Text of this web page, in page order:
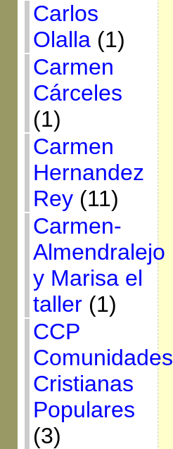
Carlos
Olalla(1)
Carmen
Cárceles
(1)
Carmen
Hernandez
Rey(11)
Carmen-
Almendralejo
y Marisa el
taller(1)
CCP
Comunidades
Cristianas
Populares
(3)